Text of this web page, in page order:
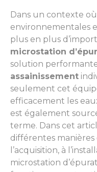
Dans un contexte
environnementales
plus en plus
microstation
solution
assainissement
seulement cet
efficacement les
est également
terme. Dans cet
différentes manières
l’acquisition, à
microstation